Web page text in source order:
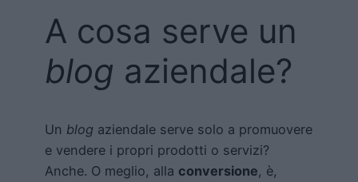
A cosa serve un
blog aziendale?
Un blog aziendale serve solo a promuovere
e vendere i propri prodotti o servizi?
Anche. O meglio, alla conversione, è,